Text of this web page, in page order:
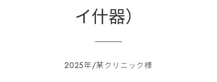
イ什器）
2025年/某クリニック様